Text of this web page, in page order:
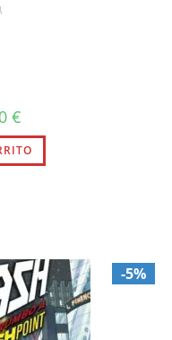
€
actual
es:
34,20 €.
-5%